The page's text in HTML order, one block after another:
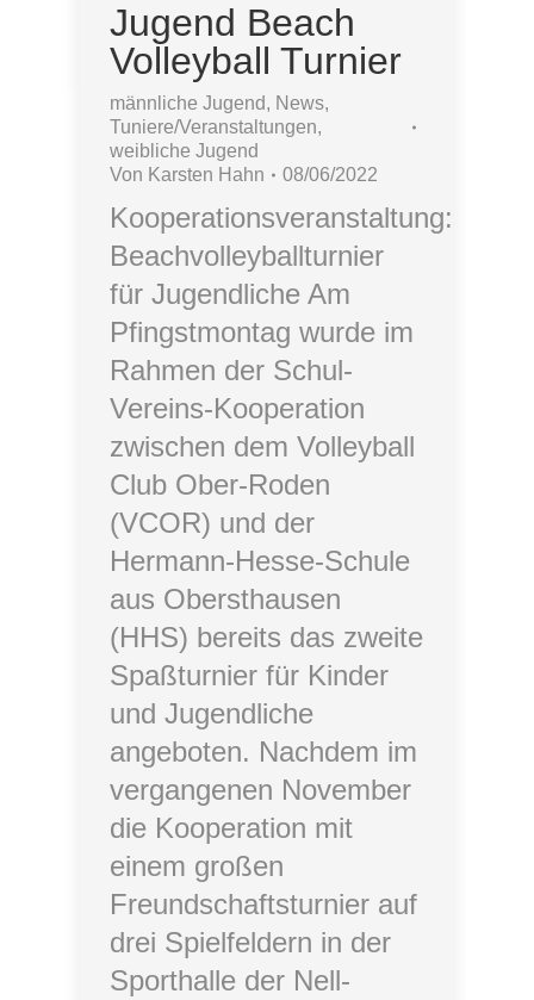
Jugend Beach
Volleyball Turnier
männliche Jugend, News,
Tuniere/Veranstaltungen,
weibliche Jugend
Von Karsten Hahn 08/06/2022
Kooperationsveranstaltung:
Beachvolleyballturnier
für Jugendliche Am
Pfingstmontag wurde im
Rahmen der Schul-
Vereins-Kooperation
zwischen dem Volleyball
Club Ober-Roden
(VCOR) und der
Hermann-Hesse-Schule
aus Obersthausen
(HHS) bereits das zweite
Spaßturnier für Kinder
und Jugendliche
angeboten. Nachdem im
vergangenen November
die Kooperation mit
einem großen
Freundschaftsturnier auf
drei Spielfeldern in der
Sporthalle der Nell-